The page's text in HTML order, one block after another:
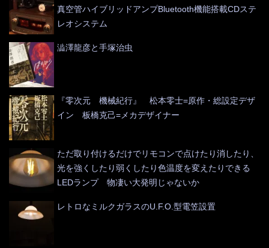
真空管ハイブリッドアンプBluetooth機能搭載CDステ
レオシステム
澁澤龍彦と手塚治虫
『零次元 機械紀行』 松本零士=原作・総設定デザ
イン 板橋克己=メカデザイナー
ただ取り付けるだけでリモコンで点けたり消したり、
光を強くしたり弱くしたり色温度を変えたりできる
LEDランプ 物凄い大発明じゃないか
レトロなミルクガラスのU.F.O.型電笠設置